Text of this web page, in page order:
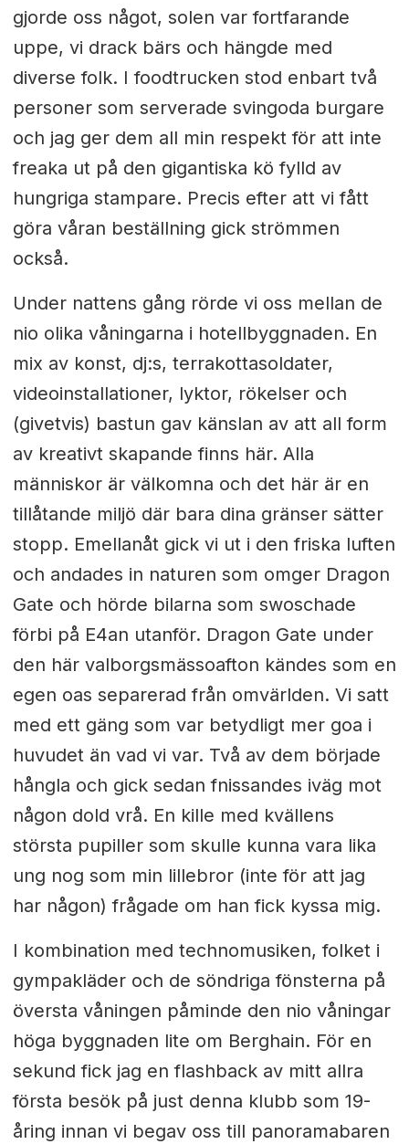
gjorde oss något, solen var fortfarande
uppe, vi drack bärs och hängde med
diverse folk. I foodtrucken stod enbart två
personer som serverade svingoda burgare
och jag ger dem all min respekt för att inte
freaka ut på den gigantiska kö fylld av
hungriga stampare. Precis efter att vi fått
göra våran beställning gick strömmen
också.
Under nattens gång rörde vi oss mellan de
nio olika våningarna i hotellbyggnaden. En
mix av konst, dj:s, terrakottasoldater,
videoinstallationer, lyktor, rökelser och
(givetvis) bastun gav känslan av att all form
av kreativt skapande finns här. Alla
människor är välkomna och det här är en
tillåtande miljö där bara dina gränser sätter
stopp. Emellanåt gick vi ut i den friska luften
och andades in naturen som omger Dragon
Gate och hörde bilarna som swoschade
förbi på E4an utanför. Dragon Gate under
den här valborgsmässoafton kändes som en
egen oas separerad från omvärlden. Vi satt
med ett gäng som var betydligt mer goa i
huvudet än vad vi var. Två av dem började
hångla och gick sedan fnissandes iväg mot
någon dold vrå. En kille med kvällens
största pupiller som skulle kunna vara lika
ung nog som min lillebror (inte för att jag
har någon) frågade om han fick kyssa mig.
I kombination med technomusiken, folket i
gympakläder och de söndriga fönsterna på
översta våningen påminde den nio våningar
höga byggnaden lite om Berghain. För en
sekund fick jag en flashback av mitt allra
första besök på just denna klubb som 19-
åring innan vi begav oss till panoramabaren